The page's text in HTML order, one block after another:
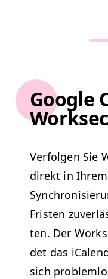
Google
Ver­fol­gen Sie
direkt in Ihrem
Fris­ten
ten. Der
det das
sich